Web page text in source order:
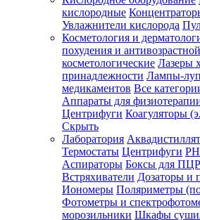
Зарегистрироваться
Зачем
регистрироваться?
Все
покупки
одном
месте
Личный
менеджер
кислородные
Увлажнители кислорода
Косметология и
похудения и
косметологические Лазеры
принадлежности Лампы-
медикаментов Все
Аппараты для
Центрифуги Коагуляторы
Скрыть
Лаборатория
Термостаты Центрифуги
Аспираторы Боксы для
Встряхиватели Дозаторы и
Иономеры Поляриметры
Фотометры и
морозильники Шкафы